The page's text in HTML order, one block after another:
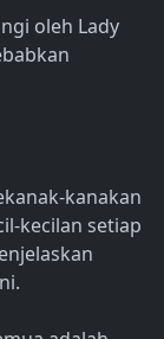
oleh Lady
kanakan
kecilan setiap